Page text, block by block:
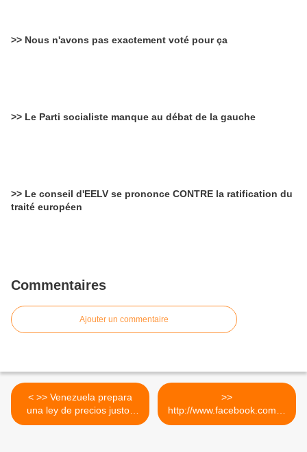
>> Nous n'avons pas exactement voté pour ça
>> Le Parti socialiste manque au débat de la gauche
>> Le conseil d'EELV se prononce CONTRE la ratification du
traité européen
Commentaires
Ajouter un commentaire
< >> Venezuela prepara
una ley de precios justos
para terminar con la
>>
http://www.facebook.com/R
EBELLE.TOI (tu connais